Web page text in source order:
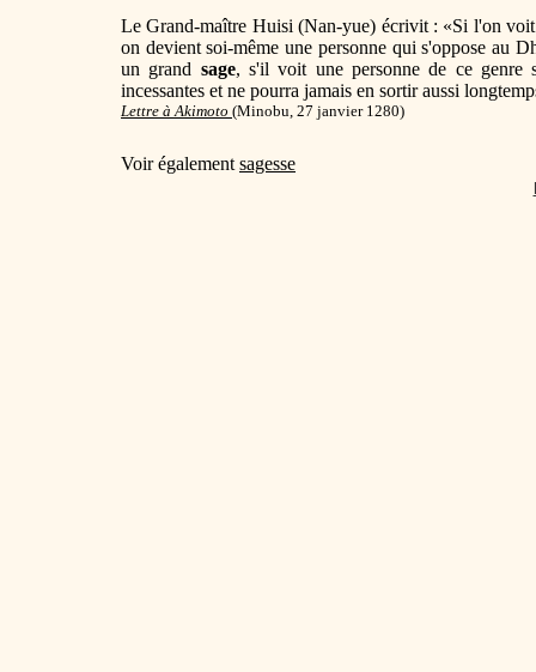
Le Grand-maître Huisi (Nan-yue) écrivit : «Si l'on
on devient soi-même une personne qui s'oppose au
un grand sage, s'il voit une personne de ce genre
incessantes et ne pourra jamais en sortir aussi
Lettre à Akimoto (Minobu, 27 janvier 1280)
Voir également sagesse